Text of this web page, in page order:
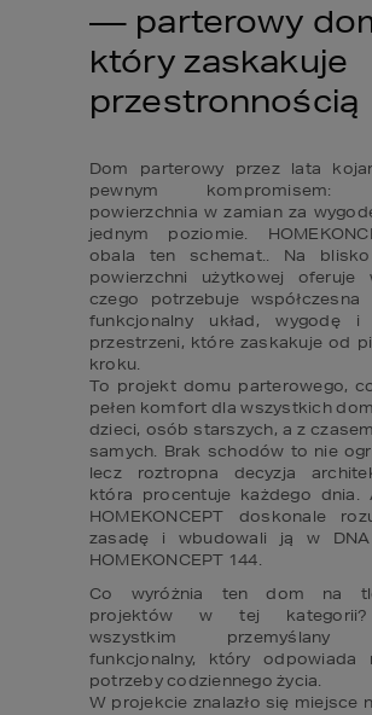
— parterowy
który zaskakuje
przestronnością
Dom parterowy przez lata
pewnym kompromisem:
powierzchnia w zamian za
jednym poziomie.
obala ten schemat.. Na
powierzchni użytkowej oferuje
czego potrzebuje
funkcjonalny układ, wygodę i
przestrzeni, które zaskakuje od
kroku.
To projekt domu parterowego,
pełen komfort dla wszystkich
dzieci, osób starszych, a z
samych. Brak schodów to nie
lecz roztropna decyzja
która procentuje każdego dnia.
HOMEKONCEPT doskonale
zasadę i wbudowali ją w
HOMEKONCEPT 144.
Co wyróżnia ten dom na
projektów w tej kategorii?
wszystkim przemyślany
funkcjonalny, który odpowiada
potrzeby codziennego życia.
W projekcie znalazło się miejsce